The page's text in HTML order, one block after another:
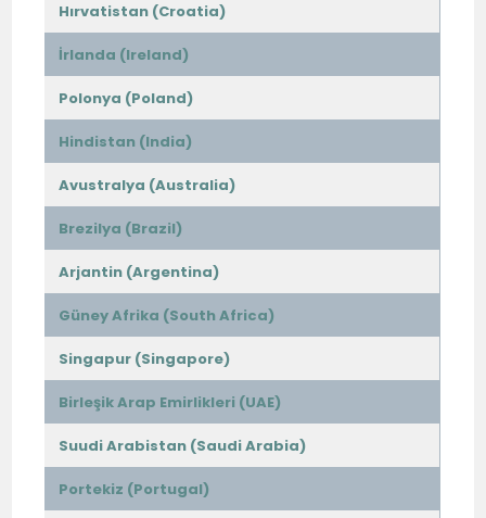
Hırvatistan (Croatia)
İrlanda (Ireland)
Polonya (Poland)
Hindistan (India)
Avustralya (Australia)
Brezilya (Brazil)
Arjantin (Argentina)
Güney Afrika (South Africa)
Singapur (Singapore)
Birleşik Arap Emirlikleri (UAE)
Suudi Arabistan (Saudi Arabia)
Portekiz (Portugal)